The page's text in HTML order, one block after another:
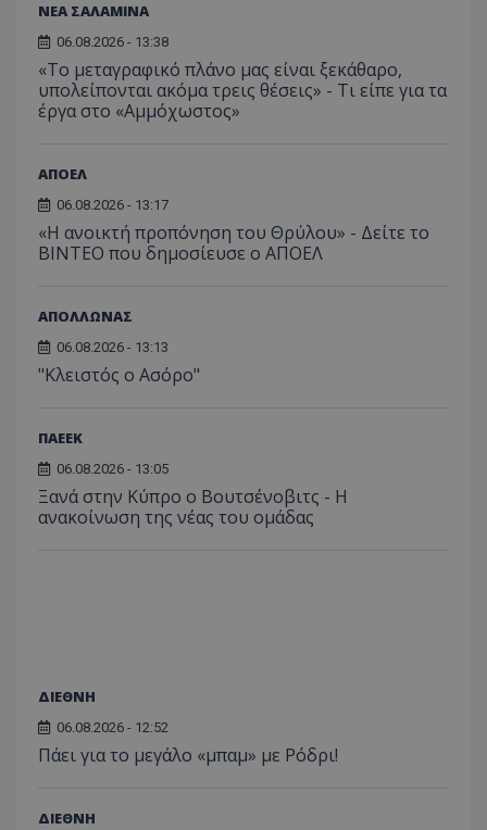
ΝΕΑ ΣΑΛΑΜΙΝΑ
06.08.2026 - 13:38
«Το μεταγραφικό πλάνο μας είναι ξεκάθαρο,
υπολείπονται ακόμα τρεις θέσεις» - Τι είπε για τα
έργα στο «Αμμόχωστος»
ΑΠΟΕΛ
06.08.2026 - 13:17
«Η ανοικτή προπόνηση του Θρύλου» - Δείτε το
ΒΙΝΤΕΟ που δημοσίευσε ο ΑΠΟΕΛ
ΑΠΟΛΛΩΝΑΣ
06.08.2026 - 13:13
"Κλειστός ο Ασόρο"
ΠΑΕΕΚ
06.08.2026 - 13:05
Ξανά στην Κύπρο ο Βουτσένοβιτς - Η
ανακοίνωση της νέας του ομάδας
ΔΙΕΘΝΗ
06.08.2026 - 12:52
Πάει για το μεγάλο «μπαμ» με Ρόδρι!
ΔΙΕΘΝΗ